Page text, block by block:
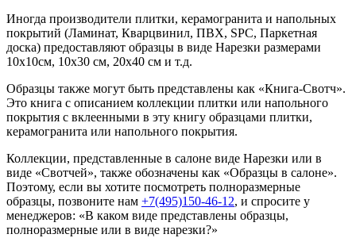
Иногда производители плитки, керамогранита и напольных
покрытий (Ламинат, Кварцвинил, ПВХ, SPC, Паркетная
доска) предоставляют образцы в виде Нарезки размерами
10х10см, 10х30 см, 20х40 см и т.д.
Образцы также могут быть представлены как «Книга-Свотч».
Это книга с описанием коллекции плитки или напольного
покрытия с вклеенными в эту книгу образцами плитки,
керамогранита или напольного покрытия.
Коллекции, представленные в салоне виде Нарезки или в
виде «Свотчей», также обозначены как «Образцы в салоне».
Поэтому, если вы хотите посмотреть полноразмерные
образцы, позвоните нам +7(495)150-46-12, и спросите у
менеджеров: «В каком виде представлены образцы,
полноразмерные или в виде нарезки?»